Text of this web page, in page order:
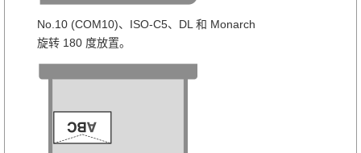
No.10 (COM10)、ISO-C5、DL 和 Monarch
旋转 180 度放置。